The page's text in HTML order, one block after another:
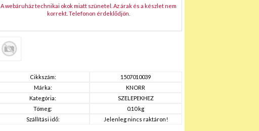
A webáruház technikai okok miatt szünetel. Az árak és a készlet nem
korrekt. Telefonon érdeklődjön.
Cikkszám:
1507010039
Márka:
KNORR
Kategória:
SZELEPEKHEZ
Tömeg:
0.10 kg
Szállítási idő:
Jelenleg nincs raktáron!